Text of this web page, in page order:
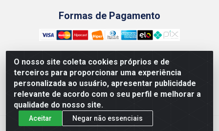
O nosso site coleta cookies próprios e de
terceiros para proporcionar uma experiência
personalizada ao usuário, apresentar publicidade
relevante de acordo com o seu perfil e melhorar a
qualidade do nosso site.
Aceitar
Negar não essenciais
Formas de Pagamento
Kgmlan Distribuidora LTDA - CNPJ 18.217.682/0001-54 -
Rua Pedro de Barros Cavalcante, 58 - Bultrins, Olinda/PE
- CEP 53320-110